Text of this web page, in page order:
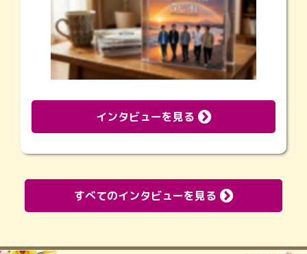
インタビューを見る
すべてのインタビューを見る